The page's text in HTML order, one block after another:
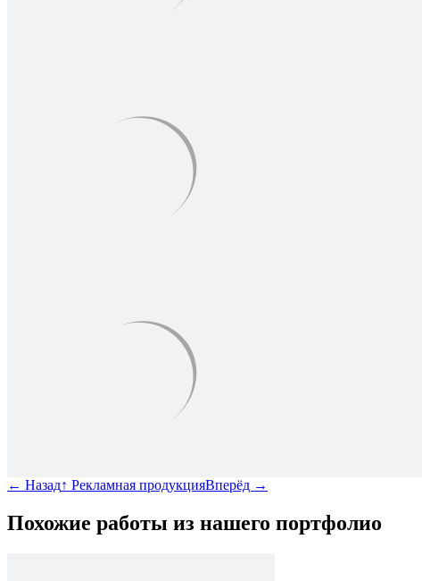
← Назад↑ Рекламная продукцияВперёд →
Похожие работы из нашего портфолио